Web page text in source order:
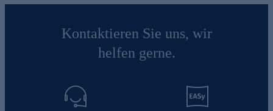
Kontaktieren Sie uns, wir
helfen gerne.